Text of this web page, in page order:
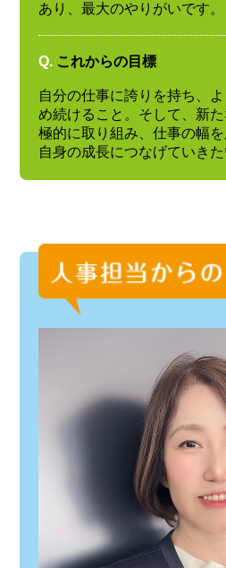
あり、最大のやりがいです。
Q. これからの目標
自分の仕事に誇りを持ち、
め続けること。そして、新
極的に取り組み、仕事の幅を
自身の成長につなげていきた